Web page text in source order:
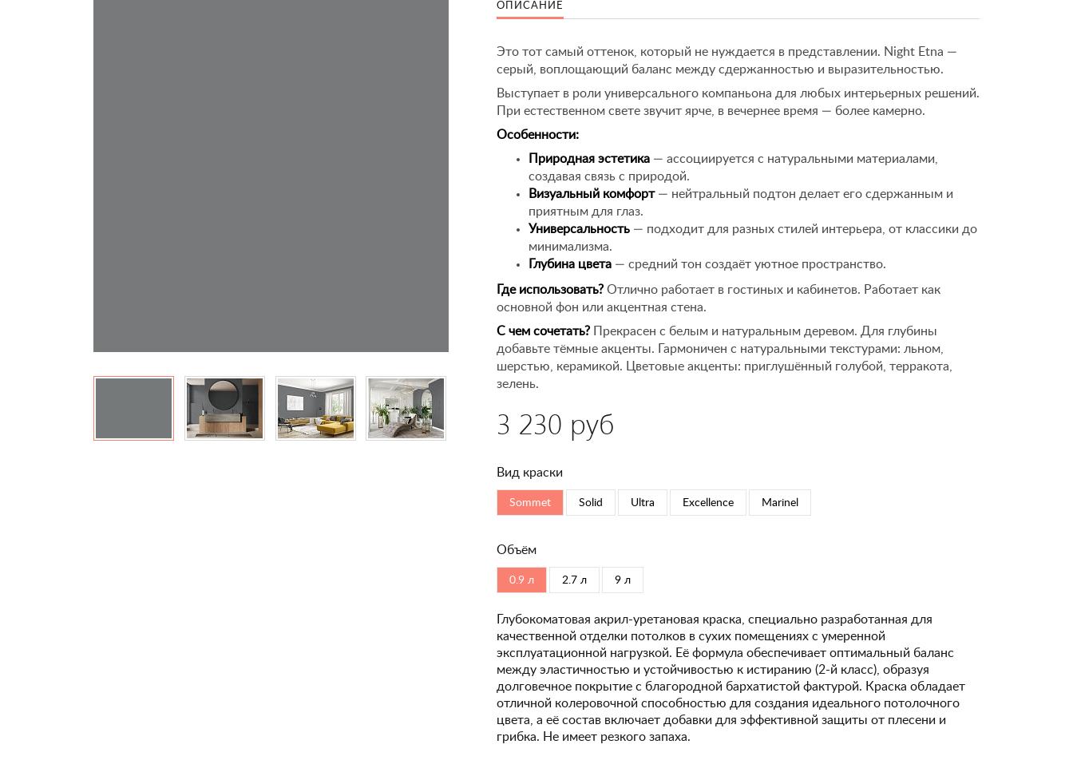
ОПИСАНИЕ
Это тот самый оттенок, который не нуждается в представлении. Night Etna —
серый, воплощающий баланс между сдержанностью и выразительностью.
Выступает в роли универсального компаньона для любых интерьерных решений.
При естественном свете звучит ярче, в вечернее время — более камерно.
Особенности:
Природная эстетика — ассоциируется с натуральными материалами,
создавая связь с природой.
Визуальный комфорт— нейтральный подтон делает его сдержанным и
приятным для глаз.
Универсальность — подходит для разных стилей интерьера, от классики до
минимализма.
Глубина цвета — средний тон создаёт уютное пространство.
Где использовать? Отлично работает в гостиных и кабинетов. Работает как
основной фон или акцентная стена.
С чем сочетать? Прекрасен с белым и натуральным деревом. Для глубины
добавьте тёмные акценты. Гармоничен с натуральными текстурами: льном,
шерстью, керамикой. Цветовые акценты: приглушённый голубой, терракота,
зелень.
3 230 руб
Вид краски
Sommet Solid Ultra Excellence Marinel
Объём
0.9 л 2.7 л 9 л
Глубокоматовая акрил-уретановая краска, специально разработанная для
качественной отделки потолков в сухих помещениях с умеренной
эксплуатационной нагрузкой. Её формула обеспечивает оптимальный баланс
между эластичностью и устойчивостью к истиранию (2-й класс), образуя
долговечное покрытие с благородной бархатистой фактурой. Краска обладает
отличной колеровочной способностью для создания идеального потолочного
цвета, а её состав включает добавки для эффективной защиты от плесени и
грибка. Не имеет резкого запаха.